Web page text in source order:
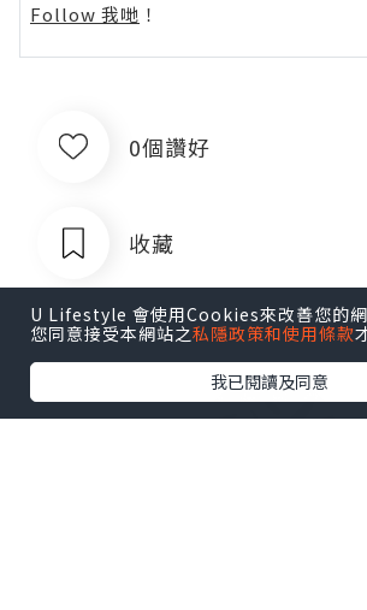
Follow 我哋 ！
0個讚好
收藏
U Lifestyle 會使用Cookies來改善您的
您同意接受本網站之私隱政策和使用條款
我已閱讀及同意